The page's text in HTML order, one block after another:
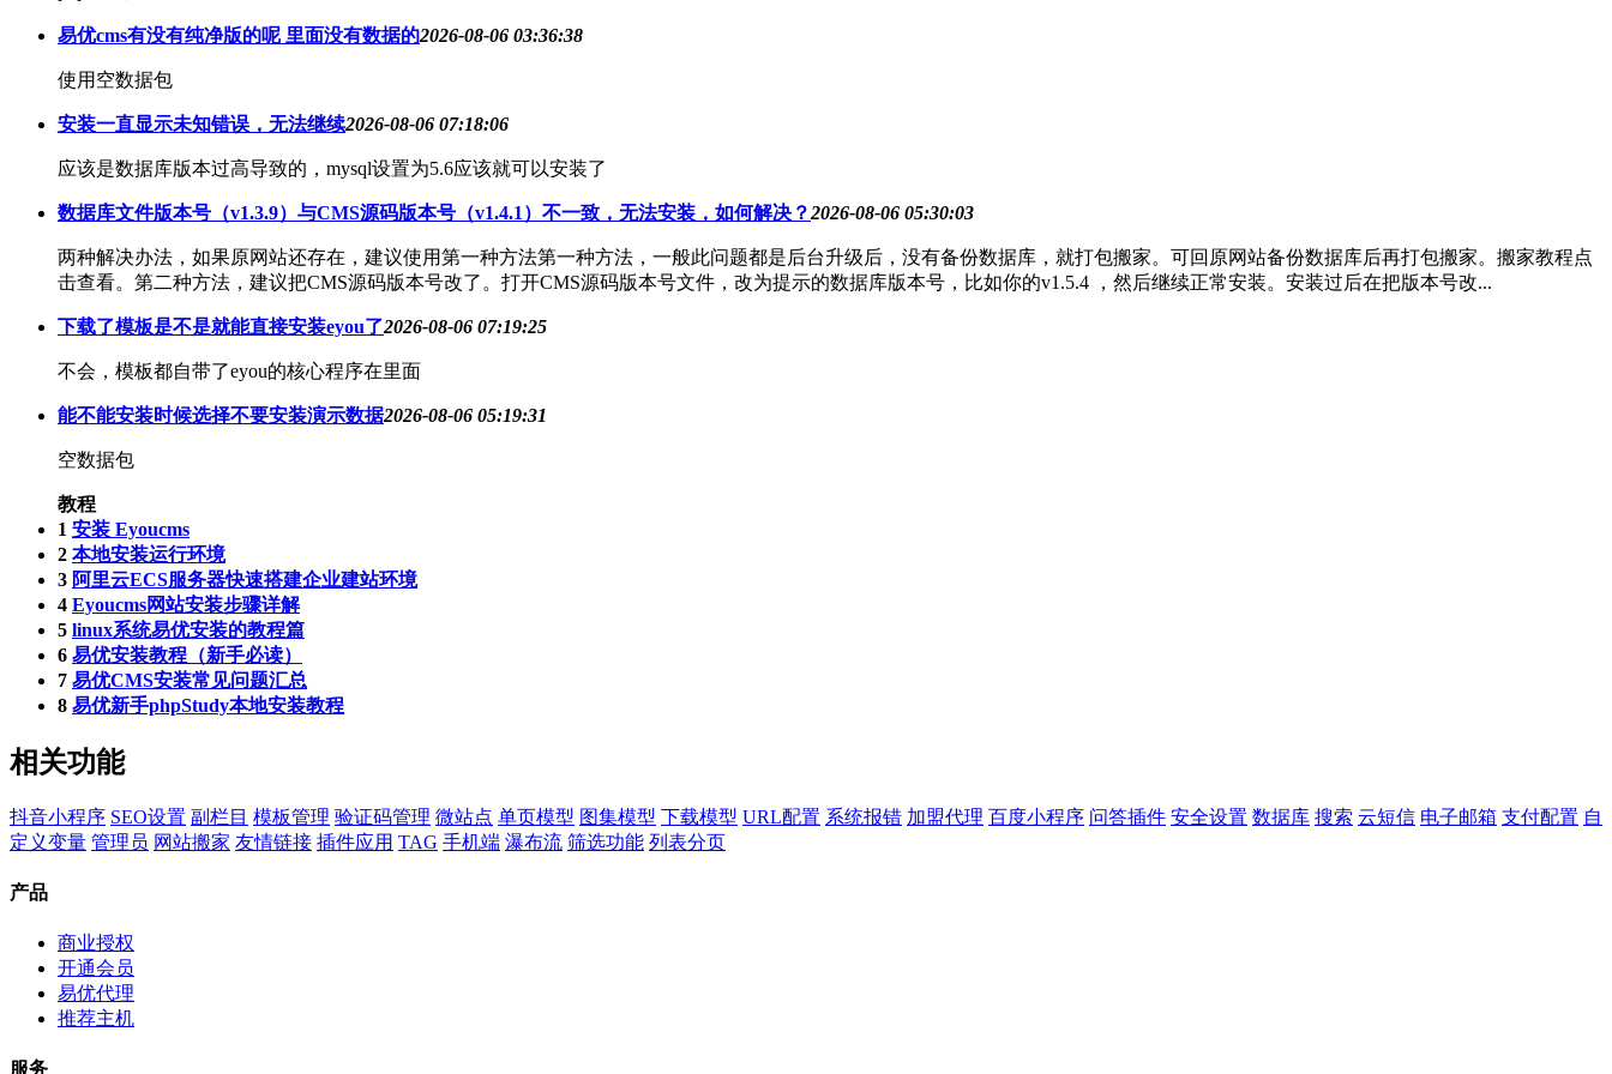
易优cms有没有纯净版的呢 里面没有数据的2026-08-06 03:36:38
使用空数据包
安装一直显示未知错误，无法继续2026-08-06 07:18:06
应该是数据库版本过高导致的，mysql设置为5.6应该就可以安装了
数据库文件版本号（v1.3.9）与CMS源码版本号（v1.4.1）不一致，无法安装，如何解决？2026-08-06 05:30:03
两种解决办法，如果原网站还存在，建议使用第一种方法第一种方法，一般此问题都是后台升级后，没有备份数据库，就打包搬家。可回原网站备份数据库后再打包搬家。搬家教程点
击查看。第二种方法，建议把CMS源码版本号改了。打开CMS源码版本号文件，改为提示的数据库版本号，比如你的v1.5.4 ，然后继续正常安装。安装过后在把版本号改...
下载了模板是不是就能直接安装eyou了2026-08-06 07:19:25
不会，模板都自带了eyou的核心程序在里面
能不能安装时候选择不要安装演示数据2026-08-06 05:19:31
空数据包
教程
1 安装 Eyoucms
2 本地安装运行环境
3 阿里云ECS服务器快速搭建企业建站环境
4 Eyoucms网站安装步骤详解
5 linux系统易优安装的教程篇
6 易优安装教程（新手必读）
7 易优CMS安装常见问题汇总
8 易优新手phpStudy本地安装教程
相关功能
抖音小程序 SEO设置 副栏目 模板管理 验证码管理 微站点 单页模型 图集模型 下载模型 URL配置 系统报错 加盟代理 百度小程序 问答插件 安全设置 数据库 搜索 云短信 电子邮箱 支付配置 自
定义变量 管理员 网站搬家 友情链接 插件应用 TAG 手机端 瀑布流 筛选功能 列表分页
产品
商业授权
开通会员
易优代理
推荐主机
服务